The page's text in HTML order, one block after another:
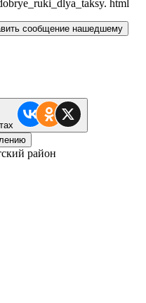
html
сообщение нашедшему
район